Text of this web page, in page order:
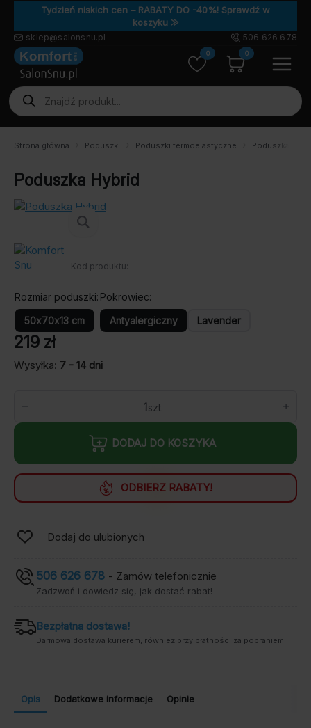
Tydzień niskich cen – RABATY DO -40%! Sprawdź w
koszyku ⨠
sklep@salonsnu.pl 506 626 678
Wyszukiwarka
produktów
0 0
Strona główna Poduszki Poduszki termoelastyczne Poduszka
Poduszka Hybrid
Kod produktu:
Rozmiar poduszki
50x70x13 cm
Pokrowiec
Antyalergiczny
Lavender
219 zł
Wysyłka: 7 - 14 dni
ilość
Poduszka
DODAJ DO KOSZYKA
ODBIERZ RABATY!
Dodaj do ulubionych
506 626 678 - Zamów telefonicznie
Zadzwoń i dowiedz się, jak dostać rabat!
Bezpłatna dostawa!
Darmowa dostawa kurierem, również przy płatności za pobraniem.
Opis Dodatkowe informacje Opinie